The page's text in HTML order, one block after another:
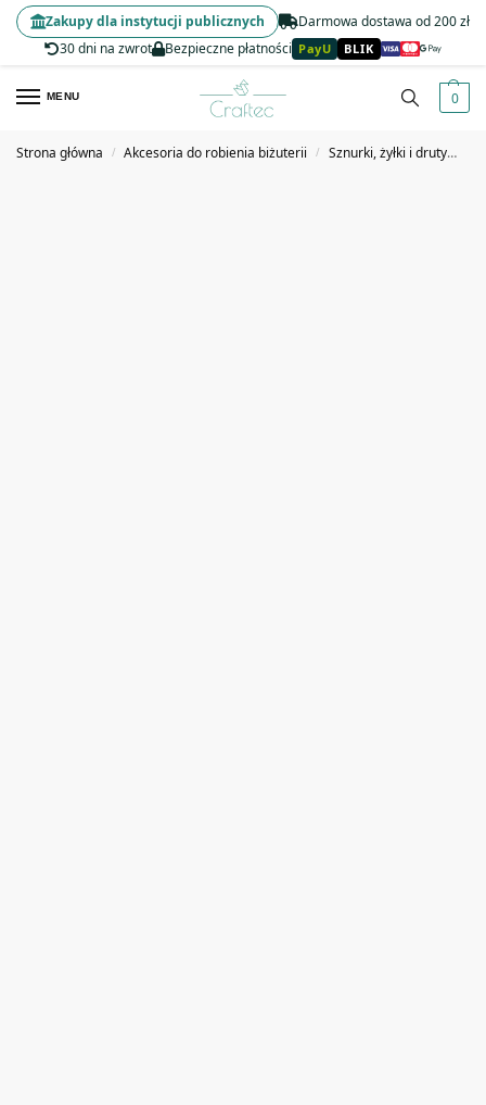
Darmowa dostawa od 200 zł
30 dni na zwrot
Bezpieczne płatności PayU BLIK
Zakupy dla instytucji publicznych
MENU 0
Strona główna / Akcesoria do robienia biżuterii / Sznurki, żyłki i druty